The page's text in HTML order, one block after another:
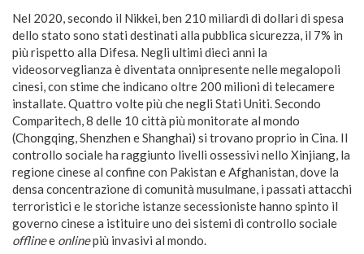
Nel 2020, secondo il Nikkei, ben 210 miliardi di dollari di spesa
dello stato sono stati destinati alla pubblica sicurezza, il 7% in
più rispetto alla Difesa. Negli ultimi dieci anni la
videosorveglianza è diventata onnipresente nelle megalopoli
cinesi, con stime che indicano oltre 200 milioni di telecamere
installate. Quattro volte più che negli Stati Uniti. Secondo
Comparitech, 8 delle 10 città più monitorate al mondo
(Chongqing, Shenzhen e Shanghai) si trovano proprio in Cina. Il
controllo sociale ha raggiunto livelli ossessivi nello Xinjiang, la
regione cinese al confine con Pakistan e Afghanistan, dove la
densa concentrazione di comunità musulmane, i passati attacchi
terroristici e le storiche istanze secessioniste hanno spinto il
governo cinese a istituire uno dei sistemi di controllo sociale
offlinee onlinepiù invasivi al mondo.